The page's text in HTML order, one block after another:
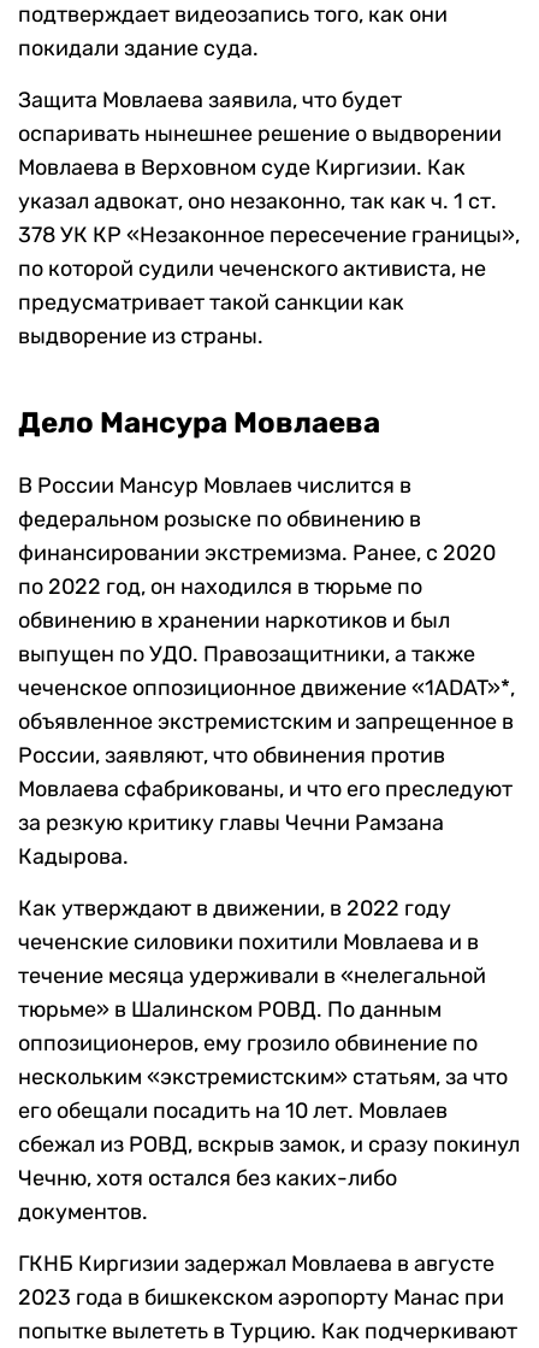
подтверждает видеозапись того, как они
покидали здание суда.
Защита Мовлаева заявила, что будет
оспаривать нынешнее решение о выдворении
Мовлаева в Верховном суде Киргизии. Как
указал адвокат, оно незаконно, так как ч. 1 ст.
378 УК КР «Незаконное пересечение границы»,
по которой судили чеченского активиста, не
предусматривает такой санкции как
выдворение из страны.
Дело Мансура Мовлаева
В России Мансур Мовлаев числится в
федеральном розыске по обвинению в
финансировании экстремизма. Ранее, с 2020
по 2022 год, он находился в тюрьме по
обвинению в хранении наркотиков и был
выпущен по УДО. Правозащитники, а также
чеченское оппозиционное движение «1ADAT»*,
объявленное экстремистским и запрещенное в
России, заявляют, что обвинения против
Мовлаева сфабрикованы, и что его преследуют
за резкую критику главы Чечни Рамзана
Кадырова.
Как утверждают в движении, в 2022 году
чеченские силовики похитили Мовлаева и в
течение месяца удерживали в «нелегальной
тюрьме» в Шалинском РОВД. По данным
оппозиционеров, ему грозило обвинение по
нескольким «экстремистским» статьям, за что
его обещали посадить на 10 лет. Мовлаев
сбежал из РОВД, вскрыв замок, и сразу покинул
Чечню, хотя остался без каких-либо
документов.
ГКНБ Киргизии задержал Мовлаева в августе
2023 года в бишкекском аэропорту Манас при
попытке вылететь в Турцию. Как подчеркивают